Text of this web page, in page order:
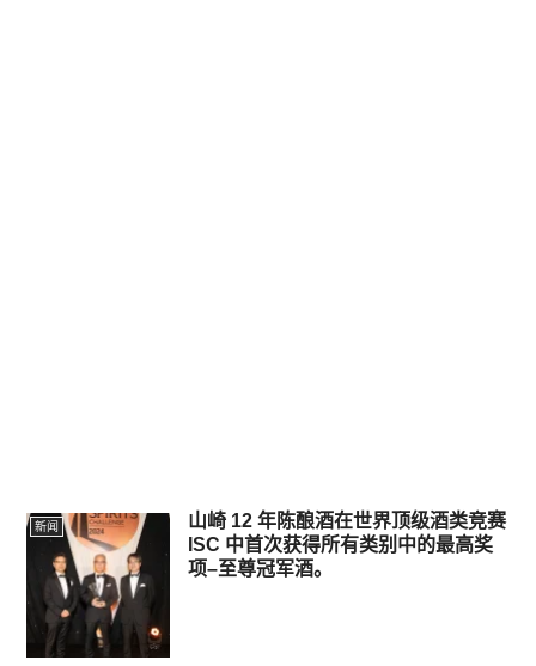
新闻
山崎 12 年陈酿酒在世界顶级酒类竞赛
ISC 中首次获得所有类别中的最高奖
项–至尊冠军酒。